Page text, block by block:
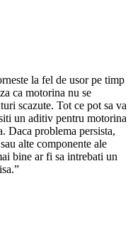
la fel de usor pe timp
ca motorina nu se
scazute. Tot ce pot sa va
un aditiv pentru motorina
Daca problema persista,
alte componente ale
bine ar fi sa intrebati un